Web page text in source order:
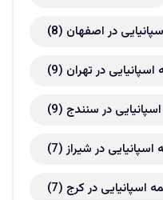
در اصفهان (8)
اسپانیایی در تهران (9)
اسپانیایی در سنندج (9)
اسپانیایی در شیراز(7)
اسپانیایی در کرج (7)